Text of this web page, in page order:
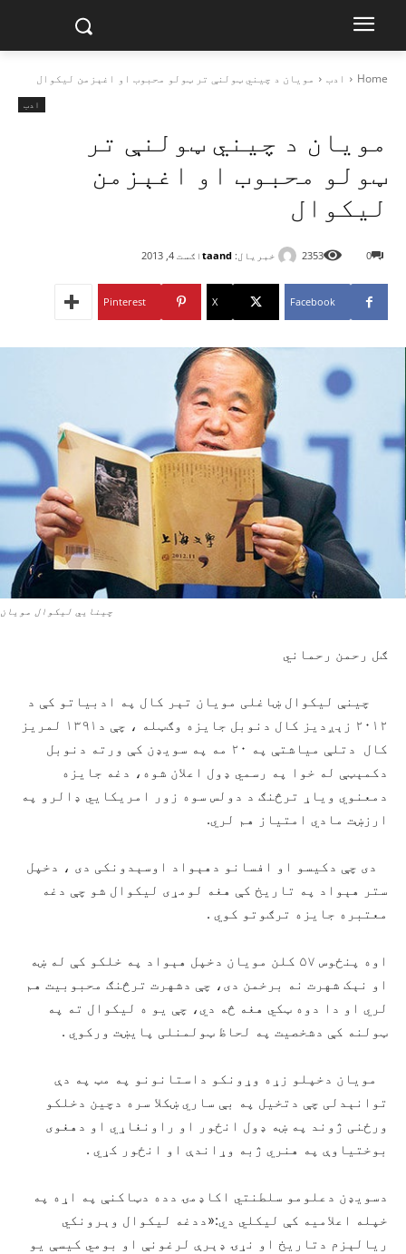
Home ادب مویان د چیني ټولنې تر ټولو محبوب او اغېزمن لیکوال
ادب
مویان د چیني ټولنې تر
ټولو محبوب او اغېزمن
لیکوال
خبریال: taand اګست 4, 2013 0
2353
Facebook
X
Pinterest
چینايي لیکوال مویان
ګل رحمن رحماني
چینې لیکوال ښاغلی مویان تېر کال په ادبیاتو کې د
۲۰۱۲ زېږدیز کال دنوبل جایزه وګټله ، چې د١٣٩١ لمريز
کال دتلې مياشتې په ۲۰ مه په سویډن کې ورته دنوبل
دکمېټې له خوا په رسمي ډول اعلان شوه، دغه جایزه
دمعنوي ویاړ ترڅنګ د دولس سوه زور امریکايي ډالرو په
ارزښت مادي امتیاز هم لري.
دی چې دکیسو او افسانو دهېواد اوسېدونکی دی ، دخپل
ستر هېواد په تاریخ کې هغه لومړی لیکوال شو چې دغه
معتبره جایزه ترګوتو کوي .
اوه پنځوس ۵۷ کلن مویان دخپل هېواد په خلکو کې له ښه
او نېک شهرت نه برخمن دی، چې دشهرت ترڅنګ محبوبیت هم
لري او دا دوه ټکي هغه څه دي، چې یو ه لیکوال ته په
ټولنه کې دشخصیت په لحاظ ټولمنلی پایښت ورکوي .
مویان دخپلو زړه وړونکو داستانونو په مټ په دې
توانېدلی چې دتخیل په بې ساري ښکلا سره دچین دخلکو
ورځنی ژوند په ښه ډول انځور او راونغاړي او دهغوی
بوختیاوې په هنري ژبه وړاندې او انځور کړي .
دسویډن دعلومو سلطنتي اکاډمۍ دده دټاکنې په اړه په
خپله اعلامیه کې لیکلي دي:«ددغه لیکوال وېرونکي
ریالېزم دتاریخ او نړۍ ډېرې لرغونې او بومي کیسې یو